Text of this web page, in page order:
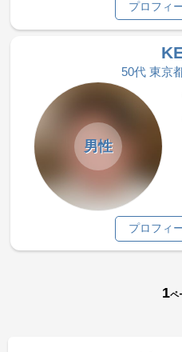
プロフィ
50代 東京
男性
プロフィ
1ペ